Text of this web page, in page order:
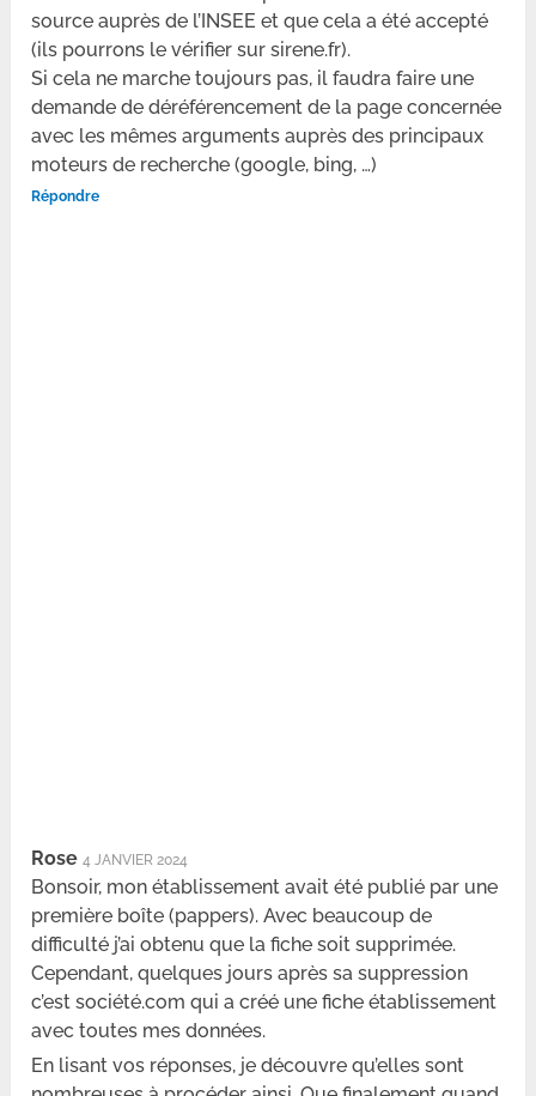
source auprès de l’INSEE et que cela a été accepté
(ils pourrons le vérifier sur sirene.fr).
Si cela ne marche toujours pas, il faudra faire une
demande de déréférencement de la page concernée
avec les mêmes arguments auprès des principaux
moteurs de recherche (google, bing, …)
Répondre
Rose 4 JANVIER 2024
Bonsoir, mon établissement avait été publié par une
première boîte (pappers). Avec beaucoup de
difficulté j’ai obtenu que la fiche soit supprimée.
Cependant, quelques jours après sa suppression
c’est société.com qui a créé une fiche établissement
avec toutes mes données.
En lisant vos réponses, je découvre qu’elles sont